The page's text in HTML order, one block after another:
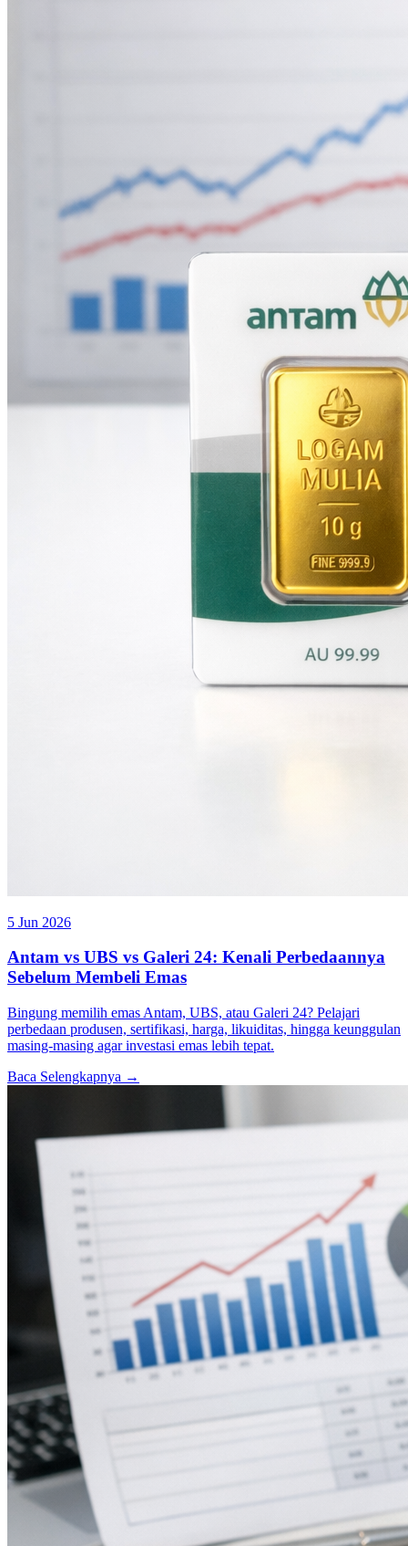
5 Jun 2026
Antam vs UBS vs Galeri 24: Kenali Perbedaannya
Sebelum Membeli Emas
Bingung memilih emas Antam, UBS, atau Galeri 24? Pelajari
perbedaan produsen, sertifikasi, harga, likuiditas, hingga keunggulan
masing-masing agar investasi emas lebih tepat.
Baca Selengkapnya →